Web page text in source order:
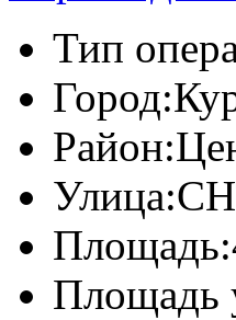
Тип
Город:
Район:
Улица:
Площадь:
Площадь